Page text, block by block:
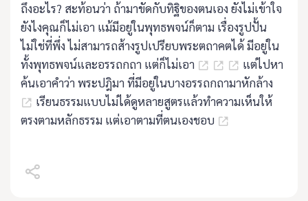
ถึงอะไร? สะท้อนว่า ถ้ามาขัดกับทิฐิของตนเอง ยังไม่เข้าใจ
ยังไงคุณก็ไม่เอา แม้มีอยู่ในพุทธพจน์ก็ตาม เรื่องรูปปั้น
ไม่ใช่ที่พึ่ง ไม่สามารถส้างรูปเปรียบพระตถาคตได้ มีอยู่ใน
ทั้งพุทธพจน์และอรรถกถา แต่ก็ไม่เอา
แต่ไปหา
ค้นเอาคำว่า พระปฎิมา ที่มีอยู่ในบางอรรถกถามาหักล้าง
เรียนธรรมแบบไม่ได้ดูหลายสูตรแล้วทำความเห็นให้
ตรงตามหลักธรรม แต่เอาตามที่ตนเองชอบ